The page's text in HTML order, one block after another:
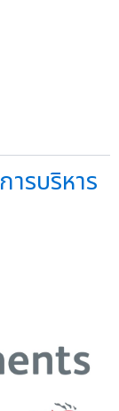
รบริหาร